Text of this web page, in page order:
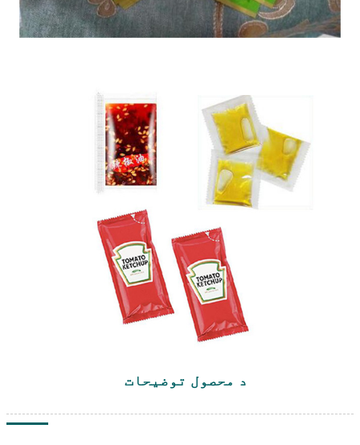
د محصول توضیحات